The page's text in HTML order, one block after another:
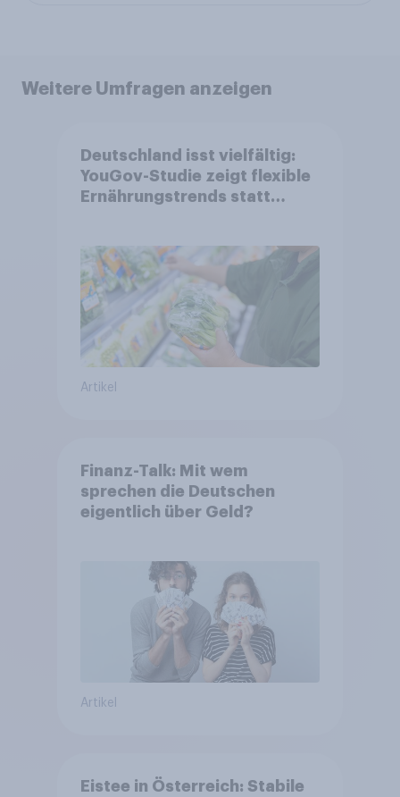
Weitere Umfragen anzeigen
Deutschland isst vielfältig:
YouGov-Studie zeigt flexible
Ernährungstrends statt
Artikel
Finanz-Talk: Mit wem
sprechen die Deutschen
eigentlich über Geld?
Artikel
Eistee in Österreich: Stabile